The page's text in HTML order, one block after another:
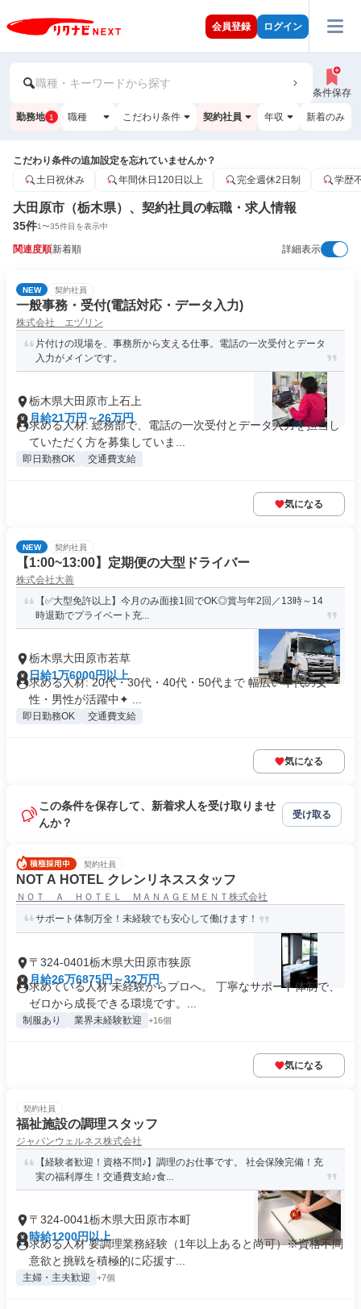
会員登録 ログイン
職種・キーワードから探す
条件保存
勤務地 1 職種 こだわり条件 契約社員 年収 新着のみ
こだわり条件の追加設定を忘れていませんか？
土日祝休み
年間休日120日以上 完全週休2日制 学歴
大田原市（栃木県）、契約社員の転職・求人情報
35件1〜35件目を表示中
関連度順新着順 詳細表示
NEW 契約社員
一般事務・受付(電話対応・データ入力)
株式会社 エヅリン
片付けの現場を、事務所から支える仕事。電話の一次受付とデータ
入力がメインです。
栃木県大田原市上石上
月給21万円～26万円
求める人材: 総務部で、電話の一次受付とデータ入力を担当し
ていただく方を募集していま...
即日勤務OK 交通費支給
気になる
NEW 契約社員
【1:00~13:00】定期便の大型ドライバー
株式会社大善
【✅️大型免許以上】今月のみ面接1回でOK◎賞与年2回／13時～14
時退勤でプライベート充...
栃木県大田原市若草
日給1万6000円以上
求める人材: 20代・30代・40代・50代まで 幅広い年代の女
性・男性が活躍中✦ ...
即日勤務OK 交通費支給
気になる
この条件を保存して、新着求人を受け取りませ
んか？
受け取る
契約社員
NOT A HOTEL クレンリネススタッフ
ＮＯＴ Ａ ＨＯＴＥＬ ＭＡＮＡＧＥＭＥＮＴ株式会社
サポート体制万全！未経験でも安心して働けます！
〒324-0401栃木県大田原市狭原
月給26万6875円～32万円
求めている人材 未経験からプロへ。 丁寧なサポート体制で、
ゼロから成長できる環境です。...
制服あり 業界未経験歓迎 +16個
気になる
契約社員
福祉施設の調理スタッフ
ジャパンウェルネス株式会社
【経験者歓迎！資格不問♪】調理のお仕事です。 社会保険完備！充
実の福利厚生！交通費支給♪食...
〒324-0041栃木県大田原市本町
時給1200円以上
求める人材 要調理業務経験（1年以上あると尚可）※資格不問
意欲と挑戦を積極的に応援す...
主婦・主夫歓迎 +7個